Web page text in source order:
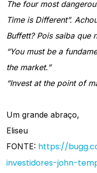
The four most
Time is Different”.
Buffett? Pois saiba que
“You must be a
the market.”
“Invest at the point of
Um grande abraço,
Eliseu
FONTE: https://
investidores-john-